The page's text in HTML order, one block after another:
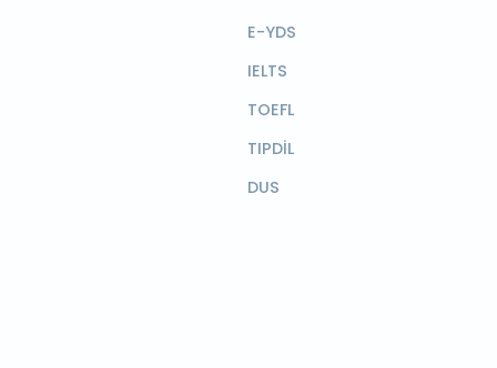
E-YDS
IELTS
TOEFL
TIPDİL
DUS